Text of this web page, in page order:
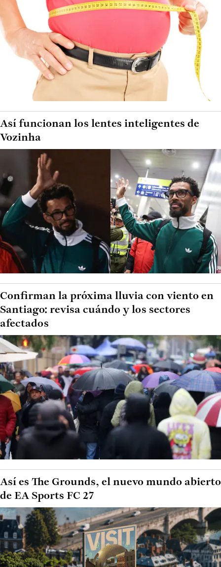
Así funcionan los lentes inteligentes de
Vozinha
Confirman la próxima lluvia con viento en
Santiago: revisa cuándo y los sectores
afectados
Así es The Grounds, el nuevo mundo abierto
de EA Sports FC 27